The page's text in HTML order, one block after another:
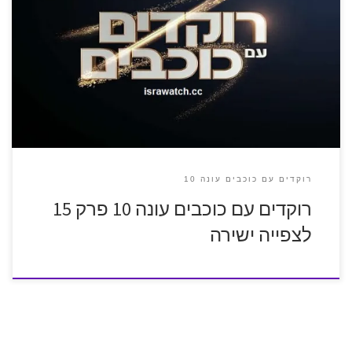
רוקדים עם כוכבים עונה 10
רוקדים עם כוכבים עונה 10 פרק 15
לצפייה ישירה